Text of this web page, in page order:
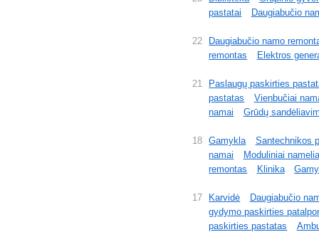
pastatai
Daugiabučio
22
Daugiabučio namo
remontas
Elektros
21
Paslaugų paskirties
pastatas
Vienbučiai
namai
Grūdų
18 Gamykla
Santechnikos
namai
Moduliniai
remontas
Klinika
17 Karvidė
Daugiabučio
gydymo paskirties
paskirties pastatas